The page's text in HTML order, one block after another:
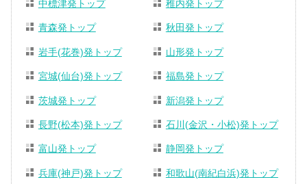
中標津発トップ 稚内発トップ
青森発トップ 秋田発トップ
岩手(花巻)発トップ 山形発トップ
宮城(仙台)発トップ 福島発トップ
茨城発トップ 新潟発トップ
長野(松本)発トップ 石川(金沢・小松)発トップ
富山発トップ 静岡発トップ
兵庫(神戸)発トップ 和歌山(南紀白浜)発トップ